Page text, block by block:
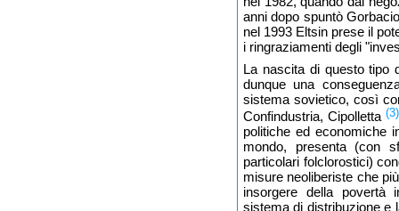
anni dopo spuntò
nel 1993 Eltsin prese il
i ringraziamenti degli
La nascita di questo tipo
dunque una
sistema sovietico, così
Confindustria, Cipolletta (3)
politiche ed economiche
mondo, presenta (con
particolari folclorostici)
misure neoliberiste che
insorgere della
sistema di distribuzione e